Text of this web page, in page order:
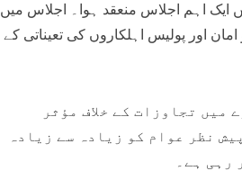
اہم اجلاس منعقد ہوا۔ اجلاس میں
اور پولیس اہلکاروں کی تعیناتی کے
تجاوزات کے خلاف مؤثر
نظر عوام کو زیادہ سے زیادہ
رہی ہے۔